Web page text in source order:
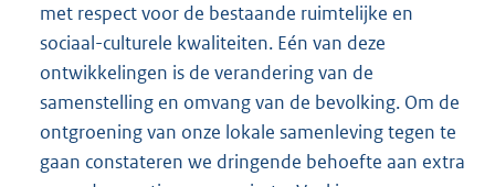
met respect voor de bestaande ruimtelijke en
sociaal-culturele kwaliteiten. Eén van deze
ontwikkelingen is de verandering van de
samenstelling en omvang van de bevolking. Om de
ontgroening van onze lokale samenleving tegen te
gaan constateren we dringende behoefte aan extra